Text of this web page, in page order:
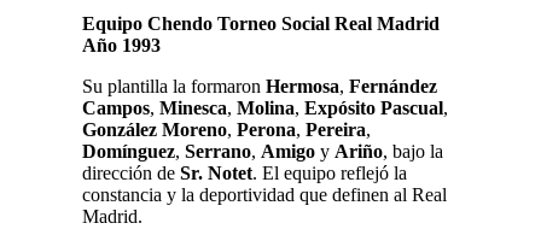
Equipo Chendo Torneo Social Real Madrid
Año 1993
Su plantilla la formaron Hermosa, Fernández
Campos, Minesca, Molina, Expósito Pascual,
González Moreno, Perona, Pereira,
Domínguez, Serrano, Amigo y Ariño, bajo la
dirección de Sr. Notet. El equipo reflejó la
constancia y la deportividad que definen al Real
Madrid.